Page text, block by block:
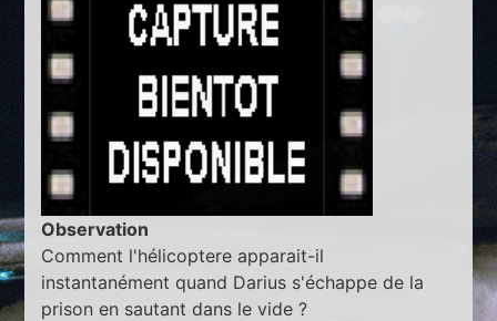
Observation
Comment l'hélicoptere apparait-il
instantanément quand Darius s'échappe de la
prison en sautant dans le vide ?